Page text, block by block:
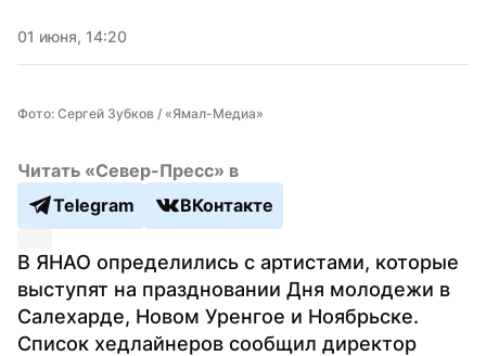
01 июня, 14:20
Фото: Сергей Зубков / «Ямал-Медиа»
Читать «Север-Пресс» в
Telegram
ВКонтакте
В ЯНАО определились с артистами, которые
выступят на праздновании Дня молодежи в
Салехарде, Новом Уренгое и Ноябрьске.
Список хедлайнеров сообщил директор